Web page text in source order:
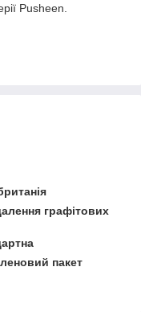
Pusheen.
графітових
пакет